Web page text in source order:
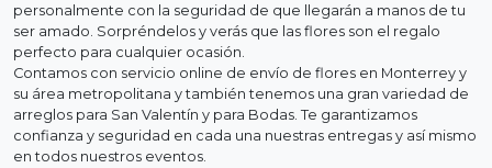
personalmente con la seguridad de que llegarán a manos de tu
ser amado. Sorpréndelos y verás que las flores son el regalo
perfecto para cualquier ocasión.
Contamos con servicio online de envío de flores en Monterrey y
su área metropolitana y también tenemos una gran variedad de
arreglos para San Valentín y para Bodas. Te garantizamos
confianza y seguridad en cada una nuestras entregas y así mismo
en todos nuestros eventos.